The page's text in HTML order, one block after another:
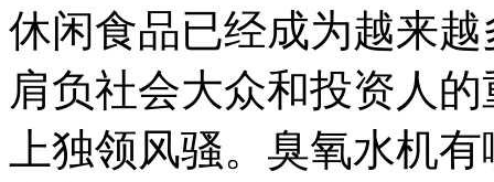
休闲食品已经成为越来
肩负社会大众和投资人
上独领风骚。臭氧水机